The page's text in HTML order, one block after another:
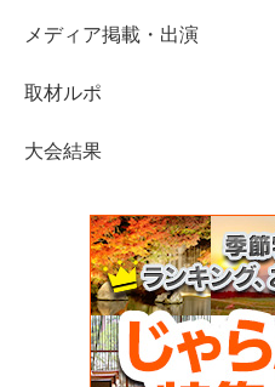
メディア掲載・出演
取材ルポ
大会結果